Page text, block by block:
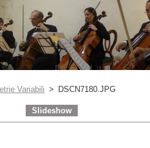
Variabili > DSCN7180.JPG
Slideshow